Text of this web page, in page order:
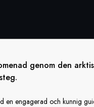
genom den
en engagerad och kunnig